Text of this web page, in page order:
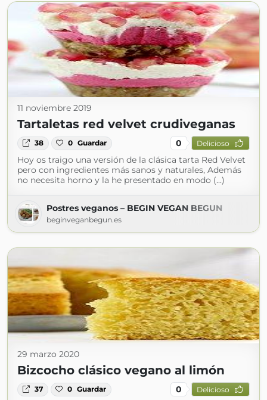
11 noviembre 2019
Tartaletas red velvet crudiveganas
38 0 Guardar 0 Delicioso
Hoy os traigo una versión de la clásica tarta Red Velvet
pero con ingredientes más sanos y naturales, Además
no necesita horno y la he presentado en modo (...)
Postres veganos – BEGIN VEGAN BEGUN
beginveganbegun.es
29 marzo 2020
Bizcocho clásico vegano al limón
37 0 Guardar 0 Delicioso